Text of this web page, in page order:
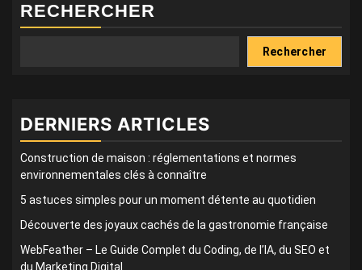
RECHERCHER
Rechercher
DERNIERS ARTICLES
Construction de maison : réglementations et normes
environnementales clés à connaître
5 astuces simples pour un moment détente au quotidien
Découverte des joyaux cachés de la gastronomie française
WebFeather – Le Guide Complet du Coding, de l’IA, du SEO et
du Marketing Digital